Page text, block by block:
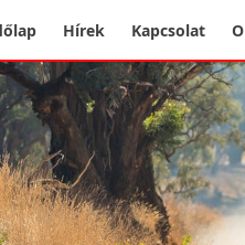
Hírek Kapcsolat